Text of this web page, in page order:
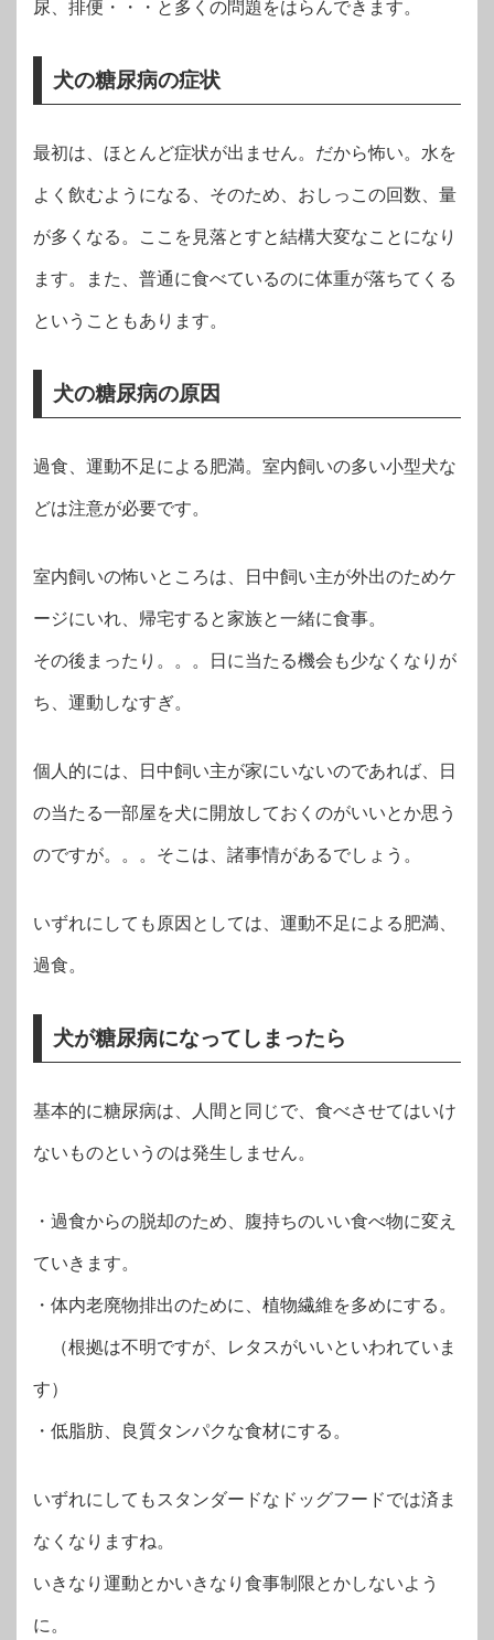
尿、排便・・・と多くの問題をはらんできます。
犬の糖尿病の症状
最初は、ほとんど症状が出ません。だから怖い。水を
よく飲むようになる、そのため、おしっこの回数、量
が多くなる。ここを見落とすと結構大変なことになり
ます。また、普通に食べているのに体重が落ちてくる
ということもあります。
犬の糖尿病の原因
過食、運動不足による肥満。室内飼いの多い小型犬な
どは注意が必要です。
室内飼いの怖いところは、日中飼い主が外出のためケ
ージにいれ、帰宅すると家族と一緒に食事。
その後まったり。。。日に当たる機会も少なくなりが
ち、運動しなすぎ。
個人的には、日中飼い主が家にいないのであれば、日
の当たる一部屋を犬に開放しておくのがいいとか思う
のですが。。。そこは、諸事情があるでしょう。
いずれにしても原因としては、運動不足による肥満、
過食。
犬が糖尿病になってしまったら
基本的に糖尿病は、人間と同じで、食べさせてはいけ
ないものというのは発生しません。
・過食からの脱却のため、腹持ちのいい食べ物に変え
ていきます。
・体内老廃物排出のために、植物繊維を多めにする。
（根拠は不明ですが、レタスがいいといわれていま
す）
・低脂肪、良質タンパクな食材にする。
いずれにしてもスタンダードなドッグフードでは済ま
なくなりますね。
いきなり運動とかいきなり食事制限とかしないよう
に。